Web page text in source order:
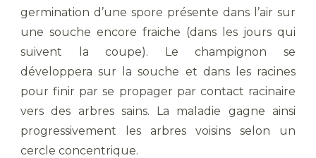
germination d’une spore présente dans l’air sur
une souche encore fraiche (dans les jours qui
suivent la coupe). Le champignon se
développera sur la souche et dans les racines
pour finir par se propager par contact racinaire
vers des arbres sains. La maladie gagne ainsi
progressivement les arbres voisins selon un
cercle concentrique.